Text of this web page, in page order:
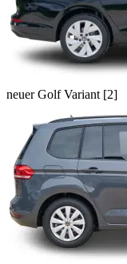
neuer Golf Variant [2]